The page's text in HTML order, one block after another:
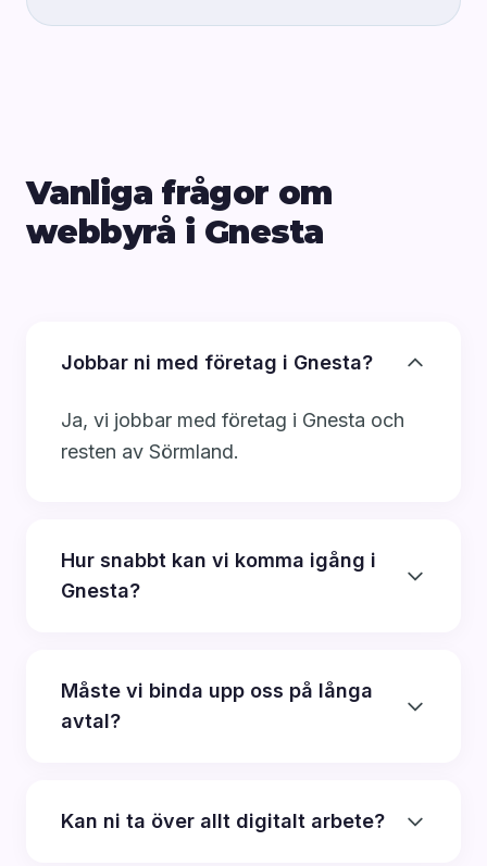
Vanliga frågor om
webbyrå i Gnesta
Jobbar ni med företag i Gnesta?
Ja, vi jobbar med företag i Gnesta och
resten av Sörmland.
Hur snabbt kan vi komma igång i
Gnesta?
Måste vi binda upp oss på långa
avtal?
Kan ni ta över allt digitalt arbete?